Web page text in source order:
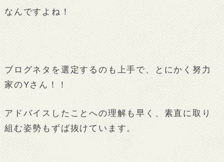
なんですよね！
ブログネタを選定するのも上手で、とにかく努力
家のYさん！！
アドバイスしたことへの理解も早く、素直に取り
組む姿勢もずば抜けています。